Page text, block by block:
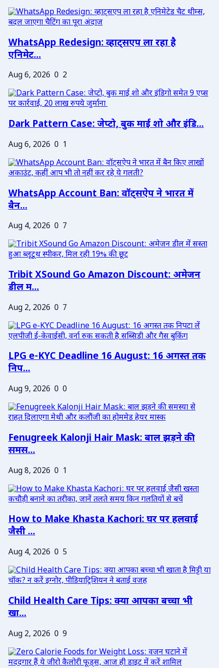
WhatsApp Redesign: व्हाट्सएप ला रहा है
एनिमेट...
Aug 6, 2026 0 2
Dark Pattern Case: जेप्टो, बुक माई शो और इंडि...
Aug 6, 2026 0 1
WhatsApp Account Ban: वॉट्सऐप ने भारत में
बैन...
Aug 4, 2026 0 7
Tribit XSound Go Amazon Discount: अमेजन
डील म...
Aug 2, 2026 0 7
LPG e-KYC Deadline 16 August: 16 अगस्त तक
निप...
Aug 9, 2026 0 0
Fenugreek Kalonji Hair Mask: बाल झड़ने की
समस...
Aug 8, 2026 0 1
How to Make Khasta Kachori: घर पर हलवाई
जैसी ...
Aug 4, 2026 0 5
Child Health Care Tips: क्या आपका बच्चा भी
खा...
Aug 2, 2026 0 9